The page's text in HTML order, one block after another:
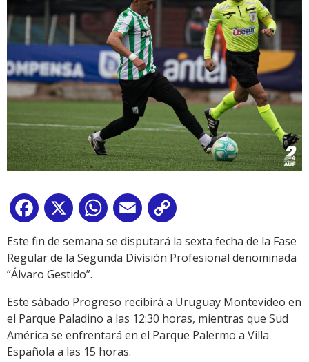
Facebook
X WhatsApp
Email
Link
Este fin de semana se disputará la sexta fecha de la Fase
Regular de la Segunda División Profesional denominada
“Álvaro Gestido”.
Este sábado Progreso recibirá a Uruguay Montevideo en
el Parque Paladino a las 12:30 horas, mientras que Sud
América se enfrentará en el Parque Palermo a Villa
Española a las 15 horas.